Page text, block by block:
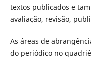
textos publicados e
avaliação, revisão,
As áreas de
do periódico no